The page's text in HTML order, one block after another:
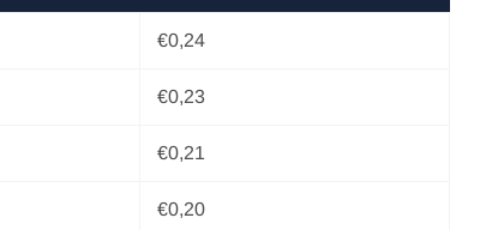
€0,24
€0,23
€0,21
€0,20